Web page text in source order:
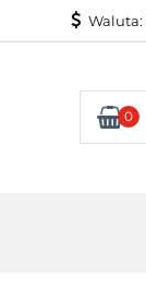
Waluta:
0